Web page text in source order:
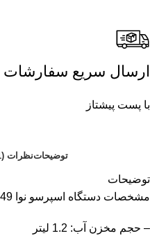
ارسال سریع سفارشات
با پست پیشتاز
توضیحاتنظرات (51)
توضیحات
مشخصات دستگاه اسپرسو نوا NCM 149
– حجم مخزن آب: 1.2 لیتر